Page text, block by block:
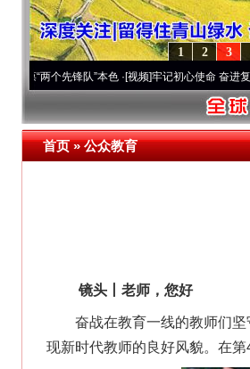
3
2
1
锋队”本色·[视频]牢记初心使命 奋进复兴征程丨宝
首页»公众教育
镜头丨老师，您好
奋战在教育一线的教师们坚
现新时代教师的良好风貌。在